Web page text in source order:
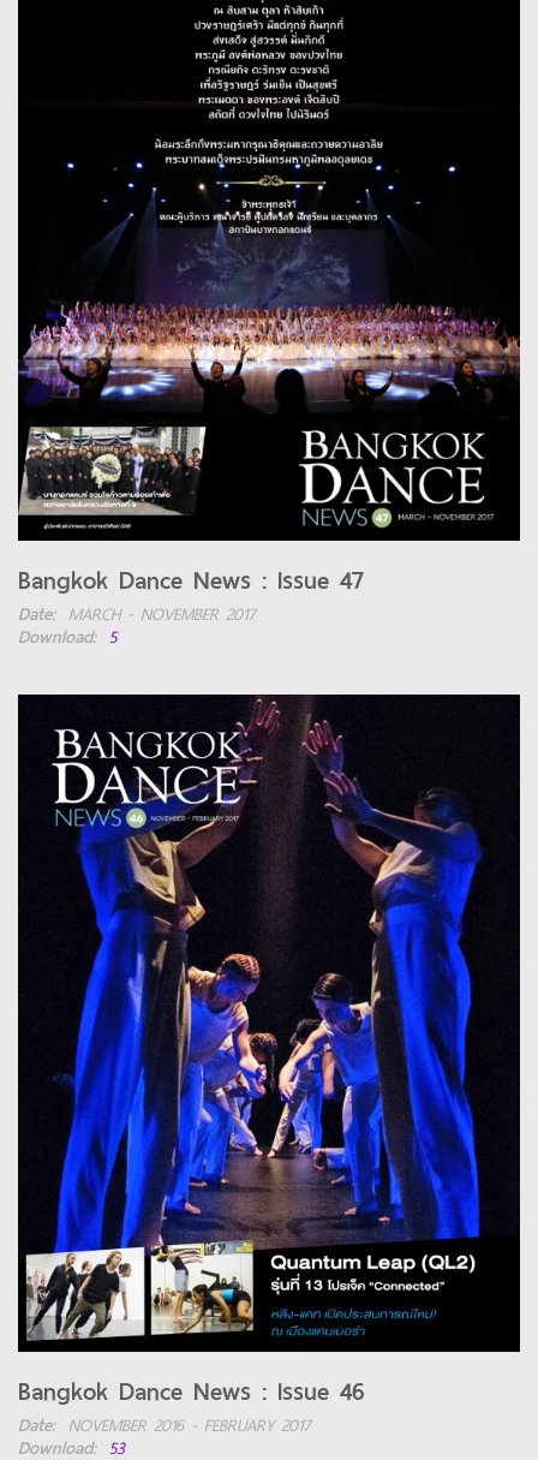
Bangkok Dance News : Issue 47
Date: MARCH - NOVEMBER 2017
Download: 5
Bangkok Dance News : Issue 46
Date: NOVEMBER 2016 - FEBRUARY 2017
Download: 53